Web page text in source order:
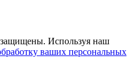
Используя наш
ваших персональных